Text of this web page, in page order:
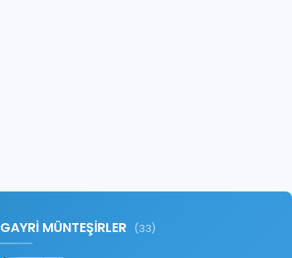
GAYRİ MÜNTEŞİRLER (33)